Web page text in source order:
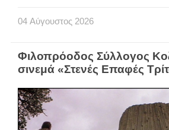
04 Αύγουστος 2026
Φιλοπρόοδος Σύλλογος
σινεμά «Στενές Επαφές